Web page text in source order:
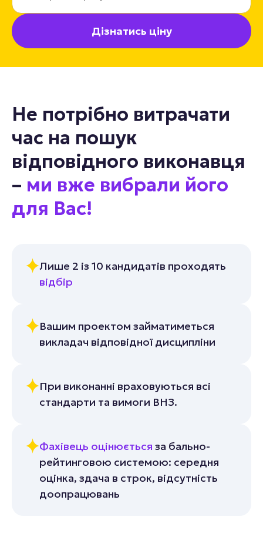
Дізнатись ціну
Не потрібно витрачати
час на пошук
відповідного виконавця
– ми вже вибрали його
для Вас!
Лише 2 із 10 кандидатів проходять
відбір
Вашим проектом займатиметься
викладач відповідної дисципліни
При виконанні враховуються всі
стандарти та вимоги ВНЗ.
Фахівець оцінюється за бально-
рейтинговою системою: середня
оцінка, здача в строк, відсутність
доопрацювань